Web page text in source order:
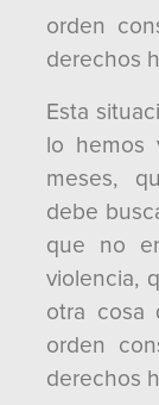
orden
derechos
Esta
lo hemos
meses,
debe
que no
violencia,
otra cosa
orden
derechos